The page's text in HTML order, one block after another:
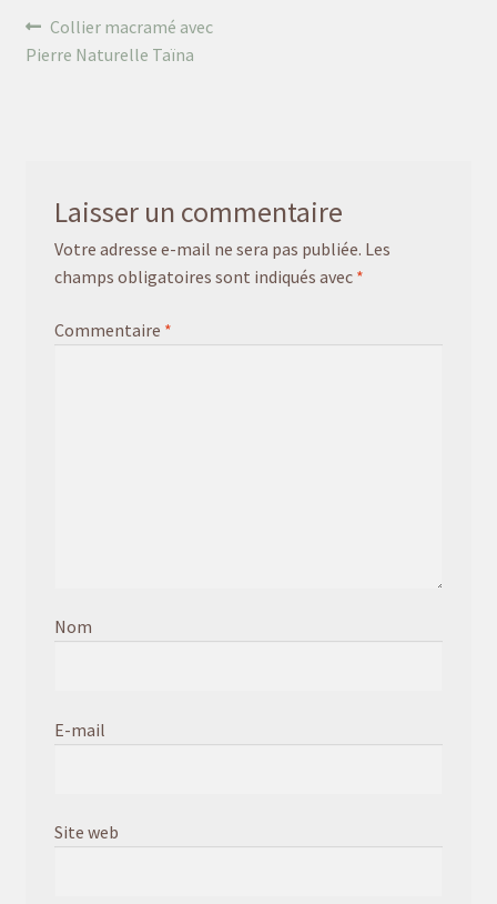
Navigation
de
Article
précédent :
Collier macramé avec
Pierre Naturelle Taïna
Laisser un commentaire
Votre adresse e-mail ne sera pas publiée. Les
champs obligatoires sont indiqués avec *
Commentaire *
Nom
E-mail
Site web